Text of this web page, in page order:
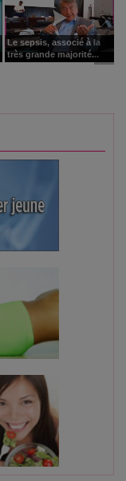
Le sepsis, associé à la
très grande majorité...